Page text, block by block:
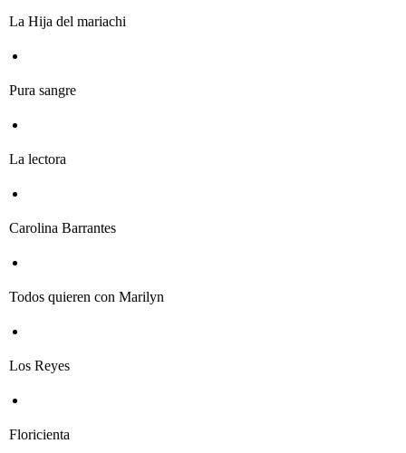
La Hija del mariachi
Pura sangre
La lectora
Carolina Barrantes
Todos quieren con Marilyn
Los Reyes
Floricienta